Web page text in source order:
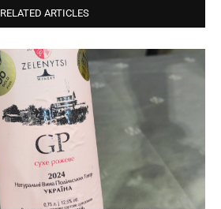
RELATED ARTICLES